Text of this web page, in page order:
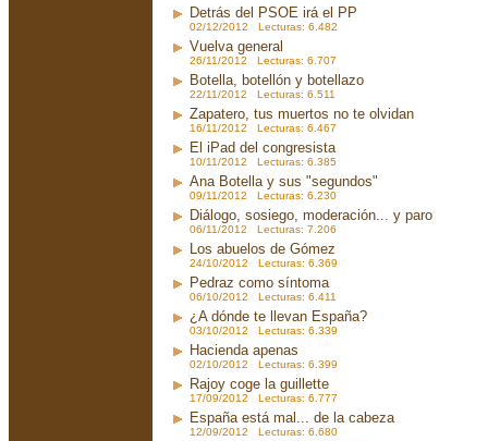
Detrás del PSOE irá el PP
02/12/2012 Lecturas: 6.482
Vuelva general
26/11/2012 Lecturas: 6.707
Botella, botellón y botellazo
22/11/2012 Lecturas: 6.511
Zapatero, tus muertos no te olvidan
16/11/2012 Lecturas: 6.467
El iPad del congresista
10/11/2012 Lecturas: 6.385
Ana Botella y sus "segundos"
09/11/2012 Lecturas: 6.230
Diálogo, sosiego, moderación... y paro
06/11/2012 Lecturas: 7.206
Los abuelos de Gómez
24/10/2012 Lecturas: 6.369
Pedraz como síntoma
06/10/2012 Lecturas: 6.411
¿A dónde te llevan España?
03/10/2012 Lecturas: 6.339
Hacienda apenas
02/10/2012 Lecturas: 6.399
Rajoy coge la guillette
17/09/2012 Lecturas: 6.777
España está mal... de la cabeza
12/09/2012 Lecturas: 6.680